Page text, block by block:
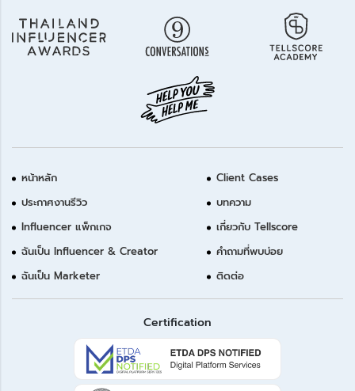
หน้าหลัก
ประกาศงานรีวิว
Influencer แพ็กเกจ
ฉันเป็น Influencer & Creator
ฉันเป็น Marketer
Client Cases
บทความ
เกี่ยวกับ Tellscore
คำถามที่พบบ่อย
ติดต่อ
Certification